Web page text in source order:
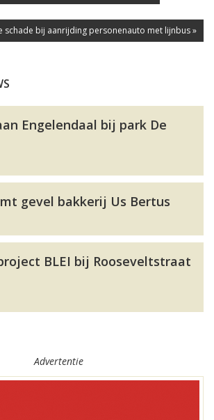
schade bij aanrijding personenauto met lijnbus »
Engelendaal bij park De
gevel bakkerij Us Bertus
BLEI bij Rooseveltstraat
Advertentie